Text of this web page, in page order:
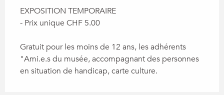
EXPOSITION TEMPORAIRE
- Prix unique CHF 5.00
Gratuit pour les moins de 12 ans, les adhérents
"Ami.e.s du musée, accompagnant des personnes
en situation de handicap, carte culture.